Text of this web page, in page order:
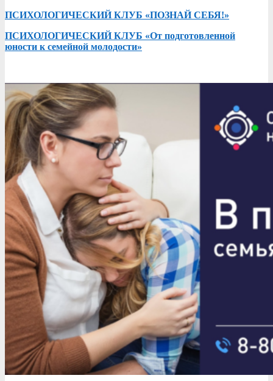
ПСИХОЛОГИЧЕСКИЙ КЛУБ «ПОЗНАЙ СЕБЯ!»
ПСИХОЛОГИЧЕСКИЙ КЛУБ «От подготовленной
юности к семейной молодости»